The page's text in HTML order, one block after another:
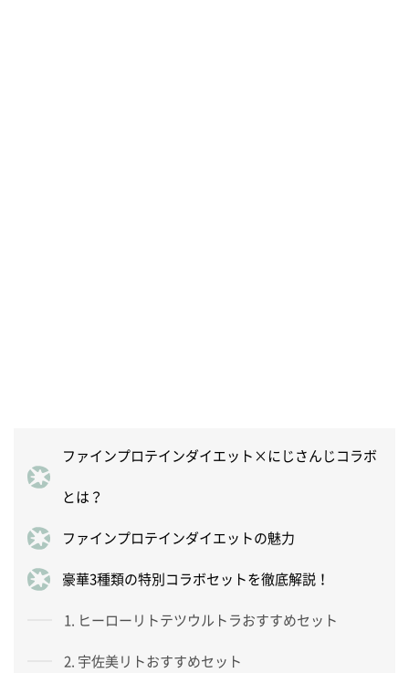
ファインプロテインダイエット×にじさんじコラボ
とは？
ファインプロテインダイエットの魅力
豪華3種類の特別コラボセットを徹底解説！
1. ヒーローリトテツウルトラおすすめセット
2. 宇佐美リトおすすめセット